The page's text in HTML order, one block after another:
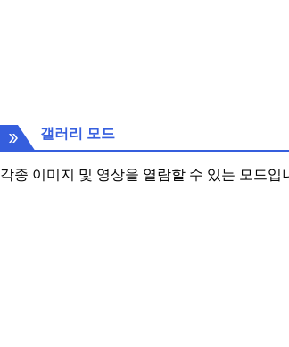
갤러리 모드
각종 이미지 및 영상을 열람할 수 있는 모드입